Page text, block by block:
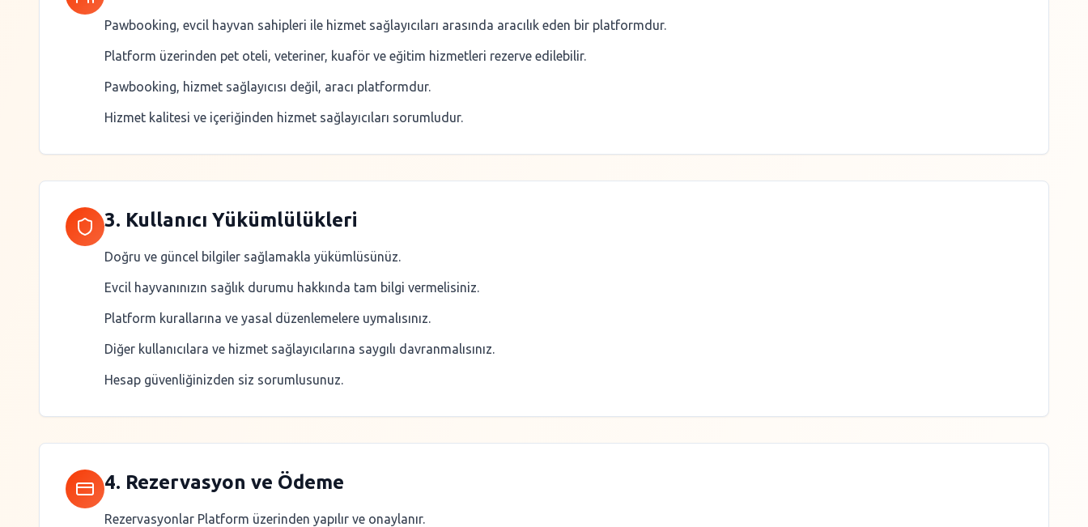
Pawbooking, evcil hayvan sahipleri ile hizmet sağlayıcıları arasında aracılık eden bir platformdur.
Platform üzerinden pet oteli, veteriner, kuaför ve eğitim hizmetleri rezerve edilebilir.
Pawbooking, hizmet sağlayıcısı değil, aracı platformdur.
Hizmet kalitesi ve içeriğinden hizmet sağlayıcıları sorumludur.
3. Kullanıcı Yükümlülükleri
Doğru ve güncel bilgiler sağlamakla yükümlüsünüz.
Evcil hayvanınızın sağlık durumu hakkında tam bilgi vermelisiniz.
Platform kurallarına ve yasal düzenlemelere uymalısınız.
Diğer kullanıcılara ve hizmet sağlayıcılarına saygılı davranmalısınız.
Hesap güvenliğinizden siz sorumlusunuz.
4. Rezervasyon ve Ödeme
Rezervasyonlar Platform üzerinden yapılır ve onaylanır.